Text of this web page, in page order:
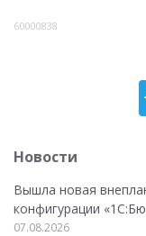
60000838
Новости
Вышла новая
конфигурации
07.08.2026